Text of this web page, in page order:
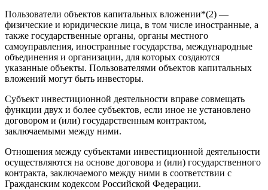
Пользователи объектов капитальных вложении*(2) —
физические и юридические лица, в том числе иностранные, а
также государственные органы, органы местного
самоуправления, иностранные государства, международные
объединения и организации, для которых создаются
указанные объекты. Пользователями объектов капитальных
вложений могут быть инвесторы.
Субъект инвестиционной деятельности вправе совмещать
функции двух и более субъектов, если иное не установлено
договором и (или) государственным контрактом,
заключаемыми между ними.
Отношения между субъектами инвестиционной деятельности
осуществляются на основе договора и (или) государственного
контракта, заключаемого между ними в соответствии с
Гражданским кодексом Российской Федерации.